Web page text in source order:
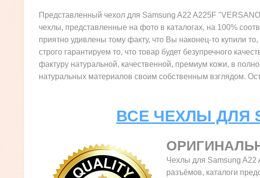
Представленный чехол для Samsung A22 A225F
чехлы, представленные на фото в каталогах, на 100%
приятно удивлены тому факту, что Вы наконец-то купили
строго гарантируем то, что товар будет безупречного
фактуру натуральной, качественной, премиум кожи, в
натуральных материалов своим собственным взглядом.
ВСЕ ЧЕХЛЫ ДЛЯ
Чехлы для Samsung A22
разъёмов, каталоги